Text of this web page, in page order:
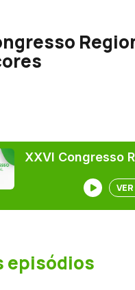
XXVI Congresso
episódios